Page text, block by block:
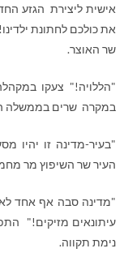
אישית ליצירת הגזע
את כולכם לחתונת
שר האוצר.
"הללויה!" צעקו
במקרה שרים בממשלה
"בעיר-מדינה זו יהיו
העיר שר השיפוץ מר
"מדינה סבה אף אחד לא
עיתונאים מזיקים!"
נימת תקווה.